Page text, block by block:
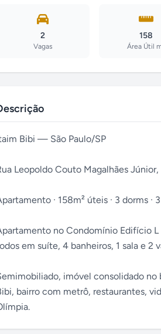
2
Vagas
158
Área Útil
Bibi — São Paulo/SP
Leopoldo Couto Magalhães
· 158m² úteis · 3 dorms ·
no Condomínio Edifício
em suíte, 4 banheiros, 1 sala e 2
imóvel consolidado
bairro com metrô, restaurantes,